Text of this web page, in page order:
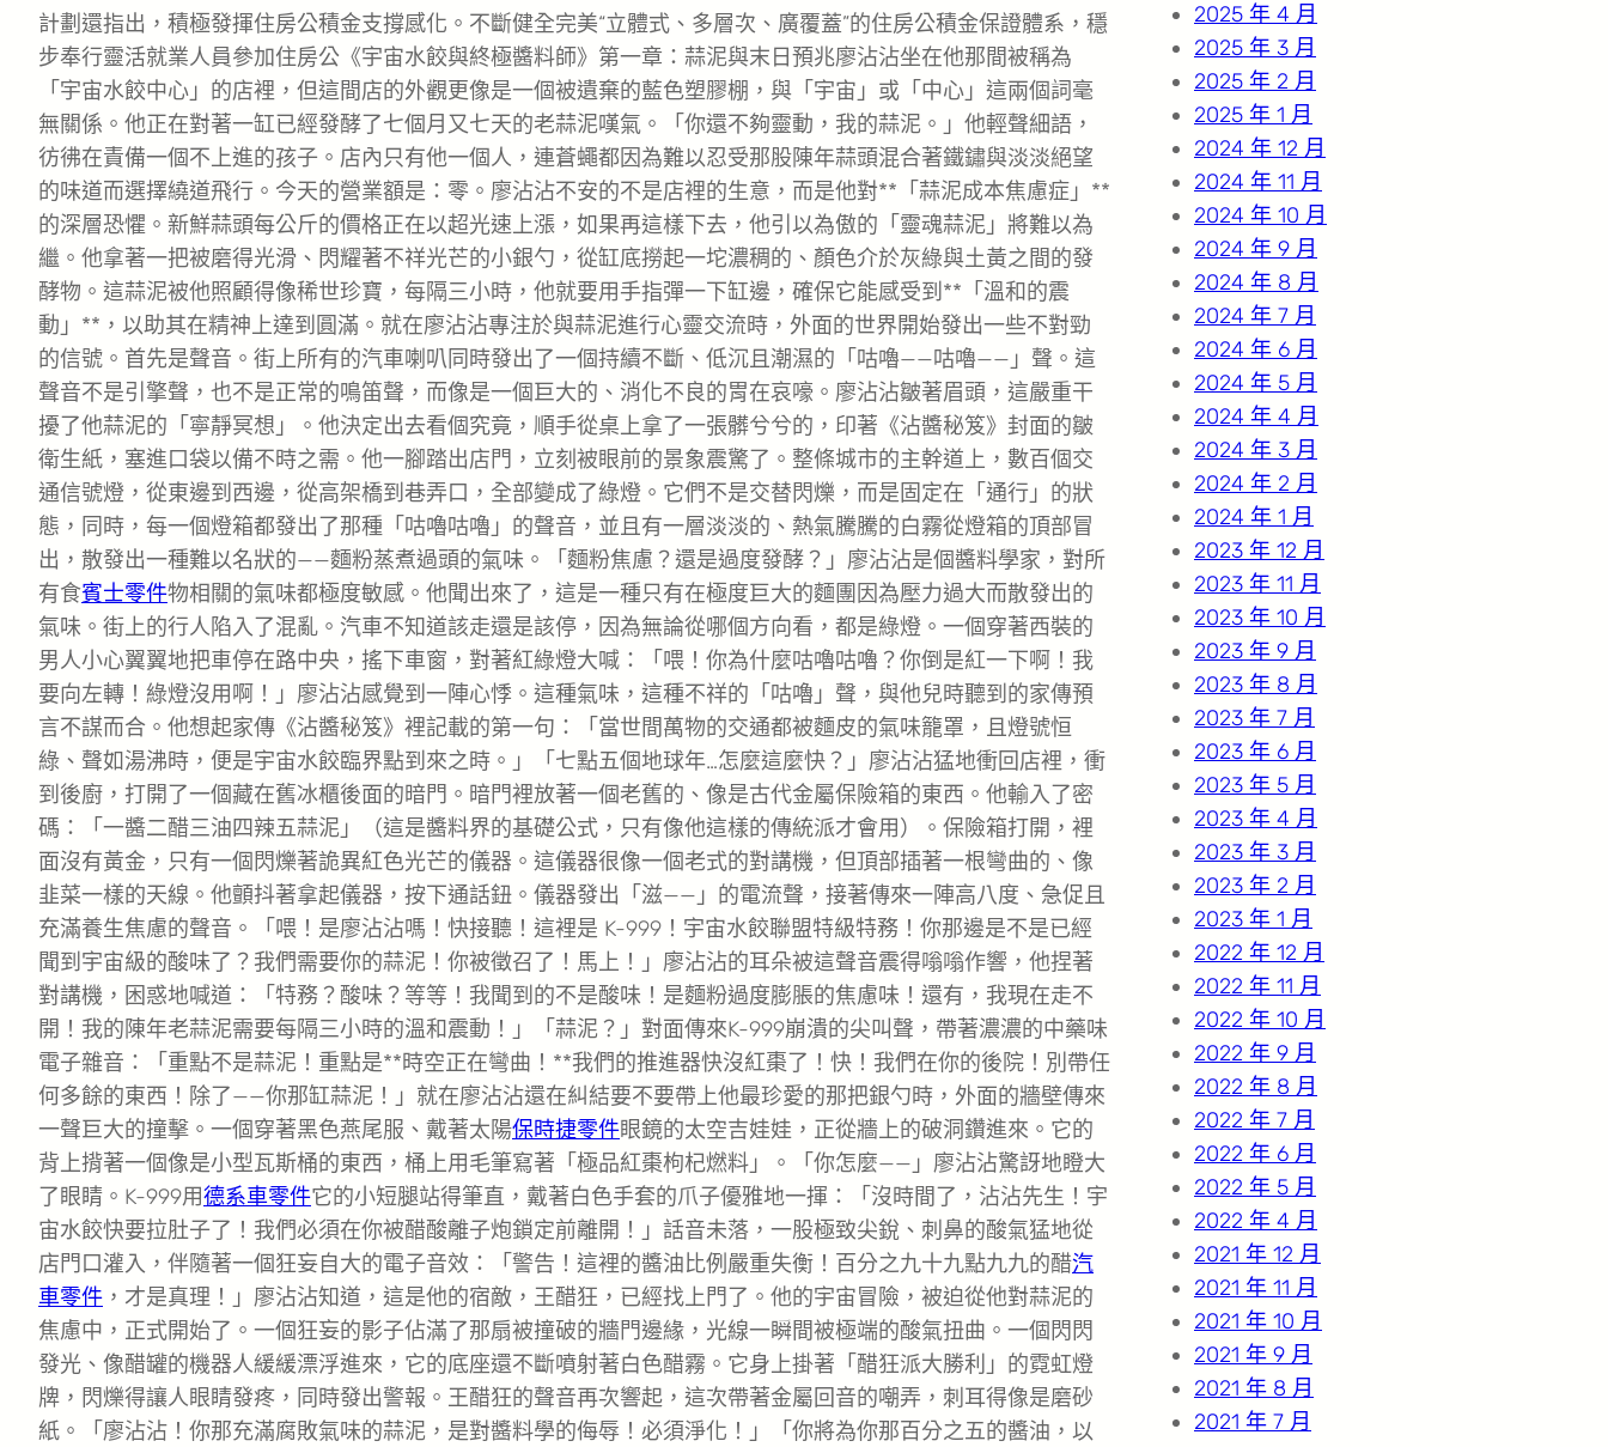
計劃還指出，積極發揮住房公積金支撐感化。不斷健全完美“立體式、多層次、廣覆蓋”的住房公積金保證體系，穩
步奉行靈活就業人員參加住房公《宇宙水餃與終極醬料師》第一章：蒜泥與末日預兆廖沾沾坐在他那間被稱為
「宇宙水餃中心」的店裡，但這間店的外觀更像是一個被遺棄的藍色塑膠棚，與「宇宙」或「中心」這兩個詞毫
無關係。他正在對著一缸已經發酵了七個月又七天的老蒜泥嘆氣。「你還不夠靈動，我的蒜泥。」他輕聲細語，
彷彿在責備一個不上進的孩子。店內只有他一個人，連蒼蠅都因為難以忍受那股陳年蒜頭混合著鐵鏽與淡淡絕望
的味道而選擇繞道飛行。今天的營業額是：零。廖沾沾不安的不是店裡的生意，而是他對**「蒜泥成本焦慮症」**
的深層恐懼。新鮮蒜頭每公斤的價格正在以超光速上漲，如果再這樣下去，他引以為傲的「靈魂蒜泥」將難以為
繼。他拿著一把被磨得光滑、閃耀著不祥光芒的小銀勺，從缸底撈起一坨濃稠的、顏色介於灰綠與土黃之間的發
酵物。這蒜泥被他照顧得像稀世珍寶，每隔三小時，他就要用手指彈一下缸邊，確保它能感受到**「溫和的震
動」**，以助其在精神上達到圓滿。就在廖沾沾專注於與蒜泥進行心靈交流時，外面的世界開始發出一些不對勁
的信號。首先是聲音。街上所有的汽車喇叭同時發出了一個持續不斷、低沉且潮濕的「咕嚕——咕嚕——」聲。這
聲音不是引擎聲，也不是正常的鳴笛聲，而像是一個巨大的、消化不良的胃在哀嚎。廖沾沾皺著眉頭，這嚴重干
擾了他蒜泥的「寧靜冥想」。他決定出去看個究竟，順手從桌上拿了一張髒兮兮的，印著《沾醬秘笈》封面的皺
衛生紙，塞進口袋以備不時之需。他一腳踏出店門，立刻被眼前的景象震驚了。整條城市的主幹道上，數百個交
通信號燈，從東邊到西邊，從高架橋到巷弄口，全部變成了綠燈。它們不是交替閃爍，而是固定在「通行」的狀
態，同時，每一個燈箱都發出了那種「咕嚕咕嚕」的聲音，並且有一層淡淡的、熱氣騰騰的白霧從燈箱的頂部冒
出，散發出一種難以名狀的——麵粉蒸煮過頭的氣味。「麵粉焦慮？還是過度發酵？」廖沾沾是個醬料學家，對所
有食賓士零件物相關的氣味都極度敏感。他聞出來了，這是一種只有在極度巨大的麵團因為壓力過大而散發出的
氣味。街上的行人陷入了混亂。汽車不知道該走還是該停，因為無論從哪個方向看，都是綠燈。一個穿著西裝的
男人小心翼翼地把車停在路中央，搖下車窗，對著紅綠燈大喊：「喂！你為什麼咕嚕咕嚕？你倒是紅一下啊！我
要向左轉！綠燈沒用啊！」廖沾沾感覺到一陣心悸。這種氣味，這種不祥的「咕嚕」聲，與他兒時聽到的家傳預
言不謀而合。他想起家傳《沾醬秘笈》裡記載的第一句：「當世間萬物的交通都被麵皮的氣味籠罩，且燈號恒
綠、聲如湯沸時，便是宇宙水餃臨界點到來之時。」「七點五個地球年…怎麼這麼快？」廖沾沾猛地衝回店裡，衝
到後廚，打開了一個藏在舊冰櫃後面的暗門。暗門裡放著一個老舊的、像是古代金屬保險箱的東西。他輸入了密
碼：「一醬二醋三油四辣五蒜泥」（這是醬料界的基礎公式，只有像他這樣的傳統派才會用）。保險箱打開，裡
面沒有黃金，只有一個閃爍著詭異紅色光芒的儀器。這儀器很像一個老式的對講機，但頂部插著一根彎曲的、像
韭菜一樣的天線。他顫抖著拿起儀器，按下通話鈕。儀器發出「滋——」的電流聲，接著傳來一陣高八度、急促且
充滿養生焦慮的聲音。「喂！是廖沾沾嗎！快接聽！這裡是 K-999！宇宙水餃聯盟特級特務！你那邊是不是已經
聞到宇宙級的酸味了？我們需要你的蒜泥！你被徵召了！馬上！」廖沾沾的耳朵被這聲音震得嗡嗡作響，他捏著
對講機，困惑地喊道：「特務？酸味？等等！我聞到的不是酸味！是麵粉過度膨脹的焦慮味！還有，我現在走不
開！我的陳年老蒜泥需要每隔三小時的溫和震動！」「蒜泥？」對面傳來K-999崩潰的尖叫聲，帶著濃濃的中藥味
電子雜音：「重點不是蒜泥！重點是**時空正在彎曲！**我們的推進器快沒紅棗了！快！我們在你的後院！別帶任
何多餘的東西！除了——你那缸蒜泥！」就在廖沾沾還在糾結要不要帶上他最珍愛的那把銀勺時，外面的牆壁傳來
一聲巨大的撞擊。一個穿著黑色燕尾服、戴著太陽保時捷零件眼鏡的太空吉娃娃，正從牆上的破洞鑽進來。它的
背上揹著一個像是小型瓦斯桶的東西，桶上用毛筆寫著「極品紅棗枸杞燃料」。「你怎麼——」廖沾沾驚訝地瞪大
了眼睛。K-999用德系車零件它的小短腿站得筆直，戴著白色手套的爪子優雅地一揮：「沒時間了，沾沾先生！宇
宙水餃快要拉肚子了！我們必須在你被醋酸離子炮鎖定前離開！」話音未落，一股極致尖銳、刺鼻的酸氣猛地從
店門口灌入，伴隨著一個狂妄自大的電子音效：「警告！這裡的醬油比例嚴重失衡！百分之九十九點九九的醋汽
車零件 ，才是真理！」廖沾沾知道，這是他的宿敵，王醋狂，已經找上門了。他的宇宙冒險，被迫從他對蒜泥的
焦慮中，正式開始了。一個狂妄的影子佔滿了那扇被撞破的牆門邊緣，光線一瞬間被極端的酸氣扭曲。一個閃閃
發光、像醋罐的機器人緩緩漂浮進來，它的底座還不斷噴射著白色醋霧。它身上掛著「醋狂派大勝利」的霓虹燈
牌，閃爍得讓人眼睛發疼，同時發出警報。王醋狂的聲音再次響起，這次帶著金屬回音的嘲弄，刺耳得像是磨砂
紙。「廖沾沾！你那充滿腐敗氣味的蒜泥，是對醬料學的侮辱！必須淨化！」「你將為你那百分之五的醬油，以
2025 年 4 月
2025 年 3 月
2025 年 2 月
2025 年 1 月
2024 年 12 月
2024 年 11 月
2024 年 10 月
2024 年 9 月
2024 年 8 月
2024 年 7 月
2024 年 6 月
2024 年 5 月
2024 年 4 月
2024 年 3 月
2024 年 2 月
2024 年 1 月
2023 年 12 月
2023 年 11 月
2023 年 10 月
2023 年 9 月
2023 年 8 月
2023 年 7 月
2023 年 6 月
2023 年 5 月
2023 年 4 月
2023 年 3 月
2023 年 2 月
2023 年 1 月
2022 年 12 月
2022 年 11 月
2022 年 10 月
2022 年 9 月
2022 年 8 月
2022 年 7 月
2022 年 6 月
2022 年 5 月
2022 年 4 月
2021 年 12 月
2021 年 11 月
2021 年 10 月
2021 年 9 月
2021 年 8 月
2021 年 7 月